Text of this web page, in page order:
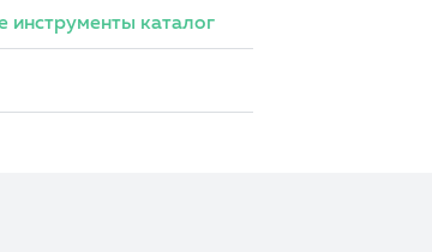
инструменты каталог